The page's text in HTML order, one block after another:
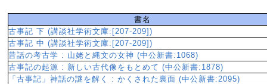
書名
古事記 下 (講談社学術文庫:[207-209])
古事記 中 (講談社学術文庫:[207-209])
昔話の考古学 : 山姥と縄文の女神 (中公新書:1068)
古事記の起源 : 新しい古代像をもとめて (中公新書:1878)
「古事記」神話の謎を解く : かくされた裏面 (中公新書:2095)